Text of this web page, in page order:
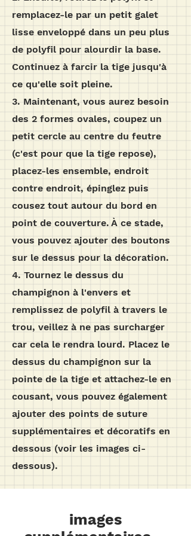
images
remplacez-le par un petit galet
lisse enveloppé dans un peu plus
de polyfil pour alourdir la base.
Continuez à farcir la tige jusqu'à
ce qu'elle soit pleine.
3. Maintenant, vous aurez besoin
des 2 formes ovales, coupez un
petit cercle au centre du feutre
(c'est pour que la tige repose),
placez-les ensemble, endroit
contre endroit, épinglez puis
cousez tout autour du bord en
point de couverture. À ce stade,
vous pouvez ajouter des boutons
sur le dessus pour la décoration.
4. Tournez le dessus du
champignon à l'envers et
remplissez de polyfil à travers le
trou, veillez à ne pas surcharger
car cela le rendra lourd. Placez le
dessus du champignon sur la
pointe de la tige et attachez-le en
cousant, vous pouvez également
ajouter des points de suture
supplémentaires et décoratifs en
dessous (voir les images ci-
dessous).